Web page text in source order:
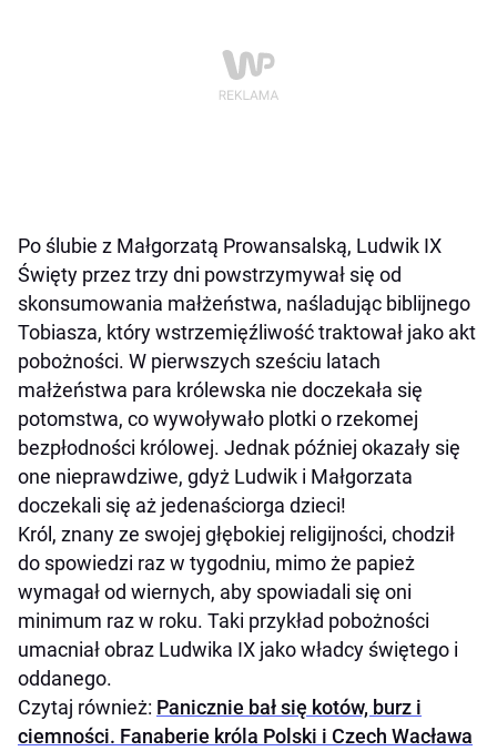
Po ślubie z Małgorzatą Prowansalską, Ludwik IX
Święty przez trzy dni powstrzymywał się od
skonsumowania małżeństwa, naśladując biblijnego
Tobiasza, który wstrzemięźliwość traktował jako akt
pobożności. W pierwszych sześciu latach
małżeństwa para królewska nie doczekała się
potomstwa, co wywoływało plotki o rzekomej
bezpłodności królowej. Jednak później okazały się
one nieprawdziwe, gdyż Ludwik i Małgorzata
doczekali się aż jedenaściorga dzieci!
Król, znany ze swojej głębokiej religijności, chodził
do spowiedzi raz w tygodniu, mimo że papież
wymagał od wiernych, aby spowiadali się oni
minimum raz w roku. Taki przykład pobożności
umacniał obraz Ludwika IX jako władcy świętego i
oddanego.
Czytaj również: Panicznie bał się kotów, burz i
ciemności. Fanaberie króla Polski i Czech Wacława